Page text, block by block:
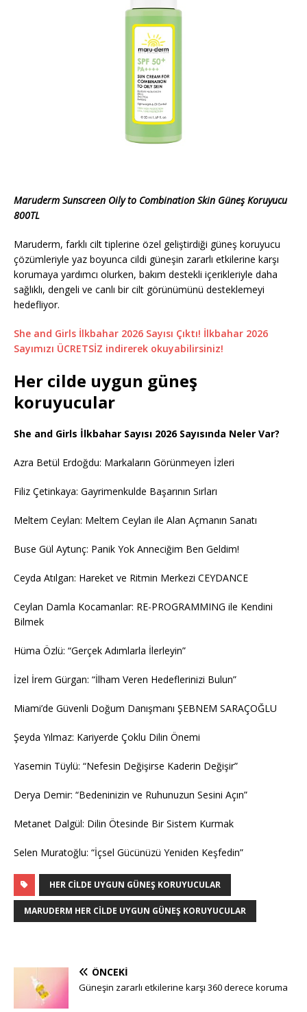
Maruderm Sunscreen Oily to Combination Skin Güneş Koruyucu
800TL
Maruderm, farklı cilt tiplerine özel geliştirdiği güneş koruyucu
çözümleriyle yaz boyunca cildi güneşin zararlı etkilerine karşı
korumaya yardımcı olurken, bakım destekli içerikleriyle daha
sağlıklı, dengeli ve canlı bir cilt görünümünü desteklemeyi
hedefliyor.
She and Girls İlkbahar 2026 Sayısı Çıktı! İlkbahar 2026
Sayımızı ÜCRETSİZ indirerek okuyabilirsiniz!
Her cilde uygun güneş
koruyucular
She and Girls İlkbahar Sayısı 2026 Sayısında Neler Var?
Azra Betül Erdoğdu: Markaların Görünmeyen İzleri
Filiz Çetinkaya: Gayrimenkulde Başarının Sırları
Meltem Ceylan: Meltem Ceylan ile Alan Açmanın Sanatı
Buse Gül Aytunç: Panik Yok Anneciğim Ben Geldim!
Ceyda Atılgan: Hareket ve Ritmin Merkezi CEYDANCE
Ceylan Damla Kocamanlar: RE-PROGRAMMING ile Kendini
Bilmek
Hüma Özlü: “Gerçek Adımlarla İlerleyin”
İzel İrem Gürgan: “İlham Veren Hedeflerinizi Bulun”
Miami’de Güvenli Doğum Danışmanı ŞEBNEM SARAÇOĞLU
Şeyda Yılmaz: Kariyerde Çoklu Dilin Önemi
Yasemin Tüylü: “Nefesin Değişirse Kaderin Değişir”
Derya Demir: “Bedeninizin ve Ruhunuzun Sesini Açın”
Metanet Dalgül: Dilin Ötesinde Bir Sistem Kurmak
Selen Muratoğlu: “İçsel Gücünüzü Yeniden Keşfedin”
HER CILDE UYGUN GÜNEŞ KORUYUCULAR
MARUDERM HER CILDE UYGUN GÜNEŞ KORUYUCULAR
ÖNCEKI
Güneşin zararlı etkilerine karşı 360 derece koruma